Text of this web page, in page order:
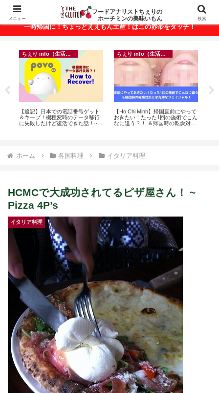
ベトナム・ホーチミンの美味いもんが満載！
一時帰国に！ちょっとええもん土産！はこの赤帯をタッチ！
ちぇり info（生活情報）
【追記】日本での電話番号ゲット
＆キープ！機種変時のデータ移行
に失敗したけど復活できた話！~
ちぇり info（生活情報）
【Ho Chi Minh】帰国直前にやって
おきたい！たった1回の施術でこん
なに違う？！ ＆帰国時の乾燥対策
ホーム 各国料理 イタリア料理
HCMCで大成功されてるピザ屋さん！ ~
Pizza 4P’s
イタリア料理
メニュー
フードアナリストちぇりの
ホーチミンの美味いもん
検索